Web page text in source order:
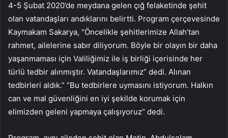
4-5 Şubat 2020’de meydana gelen çığ felaketinde şehit
olan vatandaşları andıklarını belirtti. Program çerçevesinde
Kaymakam Sakarya, “Öncelikle şehitlerimize Allah’tan
rahmet, ailelerine sabır diliyorum. Böyle bir olayın bir daha
yaşanmaması için Valiliğimiz ile iş birliği içerisinde her
türlü tedbir alınmıştır. Vatandaşlarımız” dedi. Alınan
tedbirleri aldık.” “Bu tedbirlere uymasını istiyorum. Halkın
can ve mal güvenliğini en iyi şekilde korumak için
elimizden geleni yapmaya çalışıyoruz” dedi.